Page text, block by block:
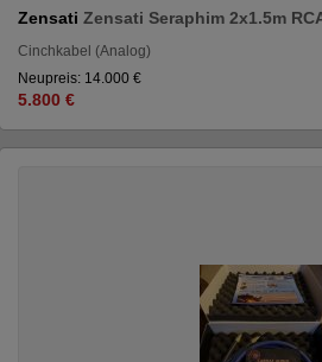
Zensati Zensati Seraphim 2x1.5m
Cinchkabel (Analog)
Neupreis: 14.000 €
5.800 €